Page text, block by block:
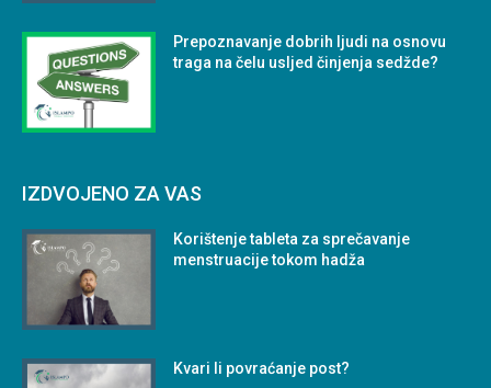
Prepoznavanje dobrih ljudi na osnovu
traga na čelu usljed činjenja sedžde?
IZDVOJENO ZA VAS
Korištenje tableta za sprečavanje
menstruacije tokom hadža
Kvari li povraćanje post?